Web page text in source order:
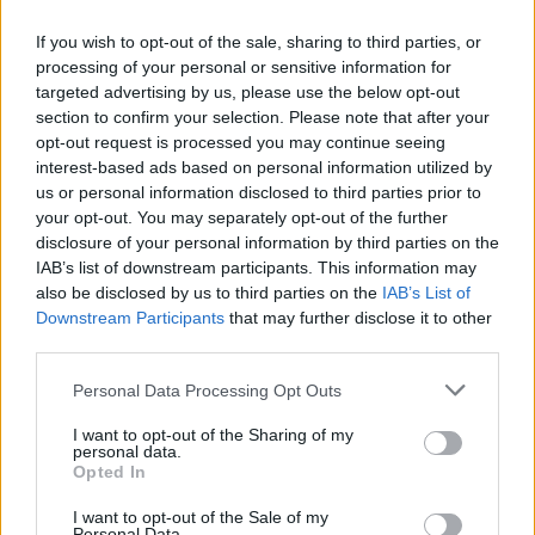
If you wish to opt-out of the sale, sharing to third parties, or
processing of your personal or sensitive information for
targeted advertising by us, please use the below opt-out
section to confirm your selection. Please note that after your
opt-out request is processed you may continue seeing
interest-based ads based on personal information utilized by
us or personal information disclosed to third parties prior to
your opt-out. You may separately opt-out of the further
disclosure of your personal information by third parties on the
IAB’s list of downstream participants. This information may
also be disclosed by us to third parties on the IAB’s List of
Downstream Participants that may further disclose it to other
Personal Data Processing Opt Outs
I want to opt-out of the Sharing of my
personal data.
Opted In
I want to opt-out of the Sale of my
07/08/26|16:53
Ατρόμητος και Novibet
ανανεώνουν τη συνεργασία τους
μέχρι το 2028
07/08/26|15:48
Βραβευμένα κρασιά με την
υπογραφή της Lidl Ελλάς
07/08/26|15:29
CSG: Διψήφια αύξηση εσόδων
του 2026